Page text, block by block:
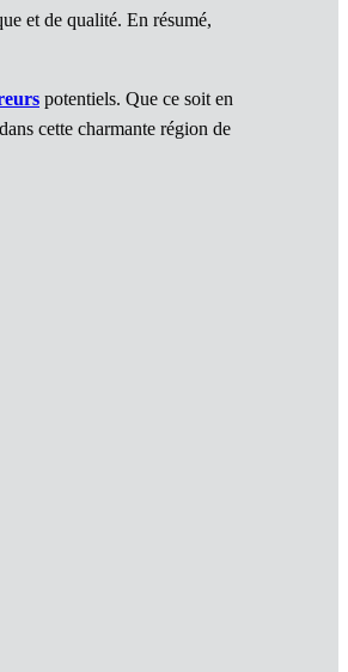
et de qualité. En résumé,
potentiels. Que ce soit en
cette charmante région de